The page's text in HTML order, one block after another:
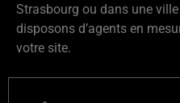
Strasbourg ou dans une
disposons d’agents en
votre site.